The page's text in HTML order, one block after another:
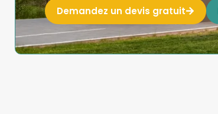
Demandez un devis gratuit